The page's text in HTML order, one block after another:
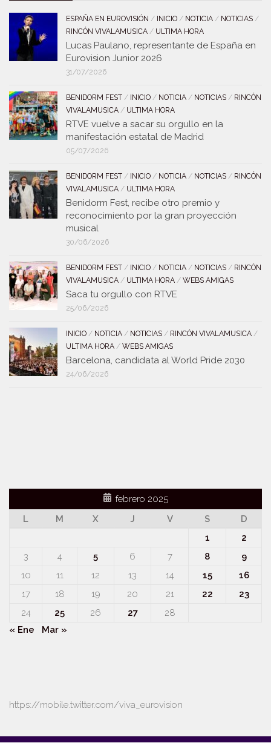
ESPAÑA EN EUROVISIÓN / INICIO / NOTICIA / NOTICIAS /
RINCÓN VIVALAMUSICA / ULTIMA HORA
Lucas Paulano, representante de España en
Eurovision Junior 2026
31/07/2026
BENIDORM FEST / INICIO / NOTICIA / NOTICIAS / RINCÓN
VIVALAMUSICA / ULTIMA HORA
RTVE vuelve a sacar su orgullo en la
manifestación estatal de Madrid
05/07/2026
BENIDORM FEST / INICIO / NOTICIA / NOTICIAS / RINCÓN
VIVALAMUSICA / ULTIMA HORA
Benidorm Fest, recibe otro premio y
reconocimiento por la gran proyección
musical
30/06/2026
BENIDORM FEST / INICIO / NOTICIA / NOTICIAS / RINCÓN
VIVALAMUSICA / ULTIMA HORA / WEBS AMIGAS
Saca tu orgullo con RTVE
25/06/2026
INICIO / NOTICIA / NOTICIAS / RINCÓN VIVALAMUSICA /
ULTIMA HORA / WEBS AMIGAS
Barcelona, candidata al World Pride 2030
24/06/2026
febrero 2025
L
M X J V S
D
1
2
3
4 5 6 7 8
9
10
11 12 13 14 15
16
17
18 19 20 21 22
23
24
25 26 27
28
« Ene
Mar »
https://mobile.twitter.com/viva_eurovision